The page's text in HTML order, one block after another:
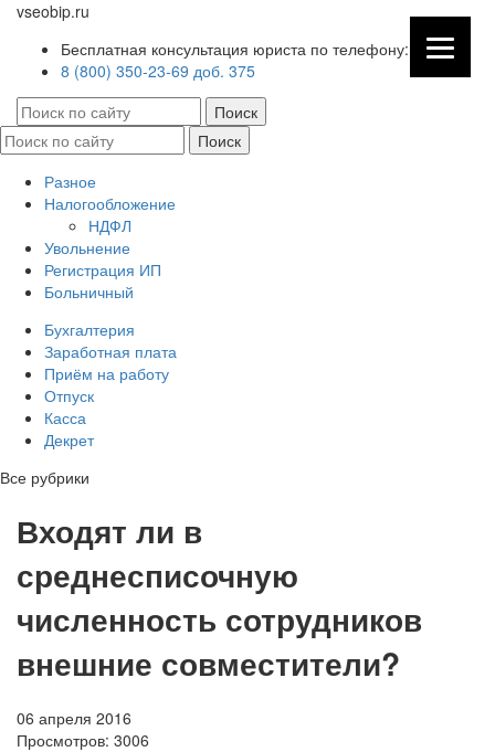
vseobip.ru
Бесплатная консультация юриста по телефону:
8 (800) 350-23-69 доб. 375
Разное
Налогообложение
НДФЛ
Увольнение
Регистрация ИП
Больничный
Бухгалтерия
Заработная плата
Приём на работу
Отпуск
Касса
Декрет
Все рубрики
Входят ли в
среднесписочную
численность сотрудников
внешние совместители?
06 апреля 2016
Просмотров: 3006